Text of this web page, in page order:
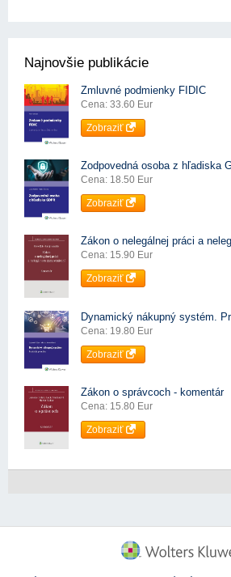
Najnovšie publikácie
Zmluvné podmienky FIDIC
Cena: 33.60 Eur
Zobraziť
Zodpovedná osoba z hľadiska
Cena: 18.50 Eur
Zobraziť
Zákon o nelegálnej práci a
Cena: 15.90 Eur
Zobraziť
Dynamický nákupný systém.
Cena: 19.80 Eur
Zobraziť
Zákon o správcoch - komentár
Cena: 15.80 Eur
Zobraziť